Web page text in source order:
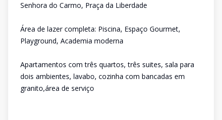
Senhora do Carmo, Praça da Liberdade
Área de lazer completa: Piscina, Espaço Gourmet,
Playground, Academia moderna
Apartamentos com três quartos, três suites, sala para
dois ambientes, lavabo, cozinha com bancadas em
granito,área de serviço